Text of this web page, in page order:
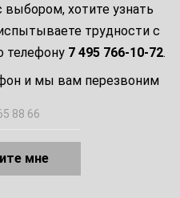
выбором, хотите узнать
трудности с
телефону 7 495 766-10-72.
и мы вам перезвоним
Позвоните мне